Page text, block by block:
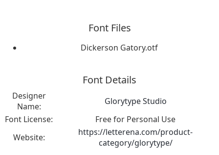
Font Files
Dickerson Gatory.otf
Font Details
Designer
Name:
Glorytype Studio
Font License:
Free for Personal Use
Website:
https://letterena.com/product-
category/glorytype/